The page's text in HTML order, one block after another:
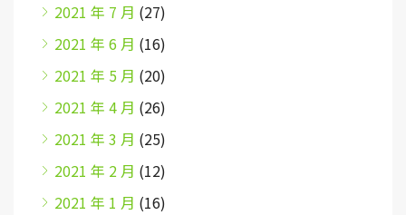
2021 年 7 月 (27)
2021 年 6 月 (16)
2021 年 5 月 (20)
2021 年 4 月 (26)
2021 年 3 月 (25)
2021 年 2 月 (12)
2021 年 1 月 (16)